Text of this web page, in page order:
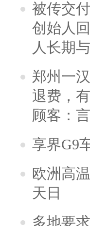
被传交
创始人
人长期
郑州一
退费，
顾客：
享界G9
欧洲高
天日
多地要